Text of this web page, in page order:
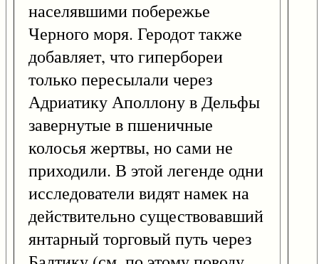
населявшими побережье
Черного моря. Геродот также
добавляет, что гипербореи
только пересылали через
Адриатику Аполлону в Дельфы
завернутые в пшеничные
колосья жертвы, но сами не
приходили. В этой легенде одни
исследователи видят намек на
действительно существовавший
янтарный торговый путь через